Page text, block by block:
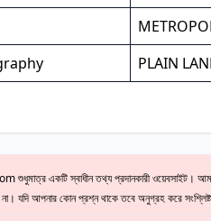
PLAIN
একটি স্বাধীন তথ্য প্রদানকারী ওয়েবসাইট।
যদি আপনার কোন প্রশ্ন থাকে তবে অনুগ্রহ করে